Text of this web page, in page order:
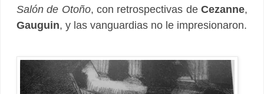
Salón de Otoño, con retrospectivas deCezanne,
Gauguin, y las vanguardias no le impresionaron.